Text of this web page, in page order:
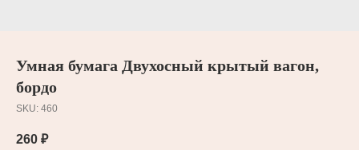
Умная бумага Двухосный крытый вагон,
бордо
SKU: 460
260 ₽